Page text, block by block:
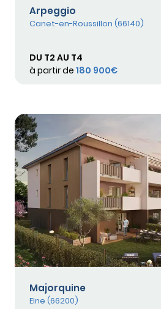
Arpeggio
Canet-en-Roussillon (66140)
DU T2 AU T4
à partir de 180 900€
Majorquine
Elne (66200)